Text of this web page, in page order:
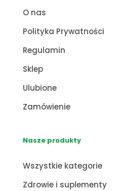
O nas
Polityka Prywatności
Regulamin
Sklep
Ulubione
Zamówienie
Nasze produkty
Wszystkie kategorie
Zdrowie i suplementy